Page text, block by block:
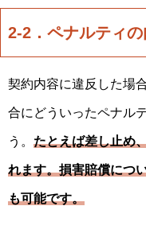
2-2．ペナルティ
契約内容に違反した場
合にどういったペナル
う。 たとえば差し止め
れます。損害賠償につ
も可能です。